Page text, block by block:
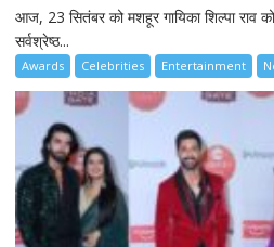
आज, 23 सितंबर को मशहूर गायिका शिल्पा राव
सर्वश्रेष्ठ...
Awards Celebrities Entertainment